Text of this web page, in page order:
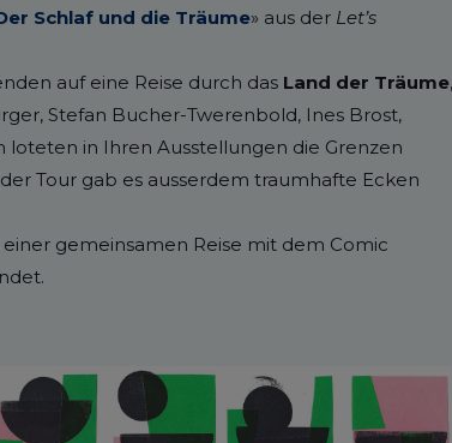
Schlaf und die Träume» aus der Let’s
auf eine Reise durch das Land der Träume,
Stefan Bucher-Twerenbold, Ines Brost,
loteten in Ihren Ausstellungen die Grenzen
Tour gab es ausserdem traumhafte Ecken
gemeinsamen Reise mit dem Comic